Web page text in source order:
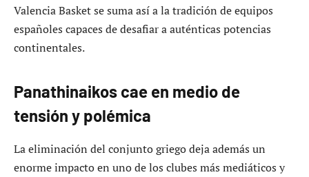
Valencia Basket se suma así a la tradición de equipos
españoles capaces de desafiar a auténticas potencias
continentales.
Panathinaikos cae en medio de
tensión y polémica
La eliminación del conjunto griego deja además un
enorme impacto en uno de los clubes más mediáticos y